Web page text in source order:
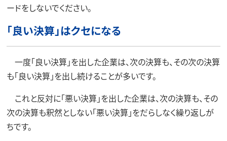
ードをしないでください。
「良い決算」はクセになる
一度「良い決算」を出した企業は、次の決算も、その次の決算
も「良い決算」を出し続けることが多いです。
これと反対に「悪い決算」を出した企業は、次の決算も、その
次の決算も釈然としない「悪い決算」をだらしなく繰り返しが
ちです。